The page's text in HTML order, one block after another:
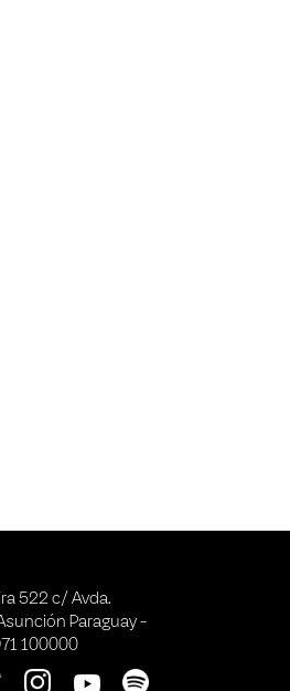
522 c/ Avda.
Paraguay -
100000